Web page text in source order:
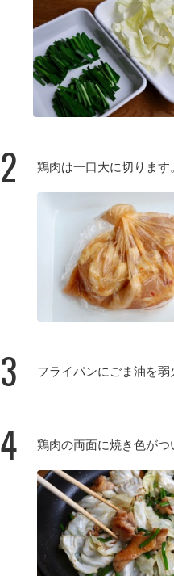
2 鶏肉は一口大に切ります
3 フライパンにごま油を弱
4 鶏肉の両面に焼き色がつ